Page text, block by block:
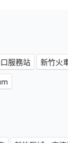
服務站
新竹火